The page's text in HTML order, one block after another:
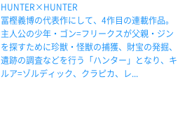
HUNTER×HUNTER
冨樫義博の代表作にして、4作目の連載作品。
主人公の少年・ゴン=フリークスが父親・ジン
を探すために珍獣・怪獣の捕獲、財宝の発掘、
遺跡の調査などを行う「ハンター」となり、キ
ルア=ゾルディック、クラピカ、レ...